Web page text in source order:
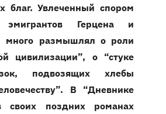
благ. Увлеченный спором
эмигрантов Герцена и
много размышлял о роли
цивилизации”, о “стуке
подвозящих хлебы
В “Дневнике
своих поздних романах